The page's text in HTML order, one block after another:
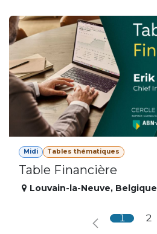
Midi Tables thématiques
Table Financière
Louvain-la-Neuve, Belgique
1 2